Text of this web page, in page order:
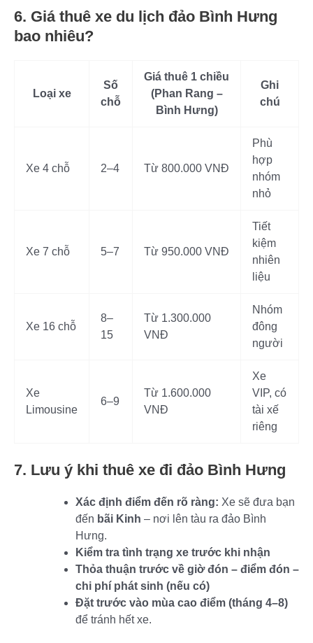
6. Giá thuê xe du lịch đảo Bình Hưng
bao nhiêu?
Loại xe
Số
chỗ
Giá thuê 1 chiều
(Phan Rang –
Bình Hưng)
Ghi
chú
Xe 4 chỗ 2–4 Từ 800.000 VNĐ
Phù
hợp
nhóm
nhỏ
Xe 7 chỗ 5–7 Từ 950.000 VNĐ
Tiết
kiệm
nhiên
liệu
Xe 16 chỗ
8–
15
Từ 1.300.000
VNĐ
Nhóm
đông
người
Xe
Limousine
6–9
Từ 1.600.000
VNĐ
Xe
VIP, có
tài xế
riêng
7. Lưu ý khi thuê xe đi đảo Bình Hưng
Xác định điểm đến rõ ràng: Xe sẽ đưa bạn
đến bãi Kinh – nơi lên tàu ra đảo Bình
Hưng.
Kiểm tra tình trạng xe trước khi nhận
Thỏa thuận trước về giờ đón – điểm đón –
chi phí phát sinh (nếu có)
Đặt trước vào mùa cao điểm (tháng 4–8)
để tránh hết xe.